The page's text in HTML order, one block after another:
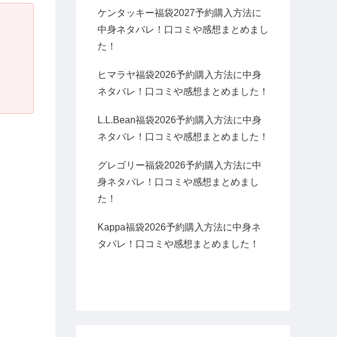
ケンタッキー福袋2027予約購入方法に
中身ネタバレ！口コミや感想まとめまし
た！
ヒマラヤ福袋2026予約購入方法に中身
ネタバレ！口コミや感想まとめました！
L.L.Bean福袋2026予約購入方法に中身
ネタバレ！口コミや感想まとめました！
グレゴリー福袋2026予約購入方法に中
身ネタバレ！口コミや感想まとめまし
た！
Kappa福袋2026予約購入方法に中身ネ
タバレ！口コミや感想まとめました！